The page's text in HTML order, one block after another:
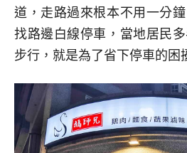
道，走路過來根本不用一分
找路邊白線停車，當地居民
步行，就是為了省下停車的困